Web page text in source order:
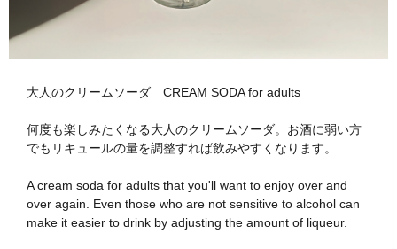
大人のクリームソーダ CREAM SODA for adults
何度も楽しみたくなる大人のクリームソーダ。お酒に弱い方
でもリキュールの量を調整すれば飲みやすくなります。
A cream soda for adults that you'll want to enjoy over and
over again. Even those who are not sensitive to alcohol can
make it easier to drink by adjusting the amount of liqueur.